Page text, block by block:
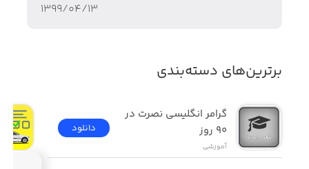
۱۳۹۹/۰۴/۱۳
برترین‌های دسته‌بندی
٩٠ روز
آموزشی
دانلود